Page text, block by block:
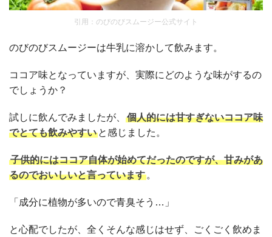
引用：のびのびスムージー公式サイト
のびのびスムージーは牛乳に溶かして飲みます。
ココア味となっていますが、実際にどのような味がするの
でしょうか？
試しに飲んでみましたが、
個人的には甘すぎないココア味
でとても飲みやすい と感じました。
子供的にはココア自体が始めてだったのですが、甘みがあ
るのでおいしいと言っています 。
「成分に植物が多いので青臭そう…」
と心配でしたが、全くそんな感じはせず、ごくごく飲めま